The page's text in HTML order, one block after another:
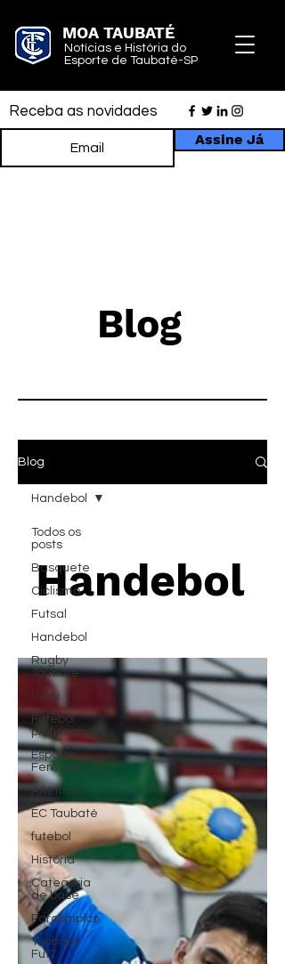
MOA TAUBATÉ
Notícias e História do
Esporte de Taubaté-SP
Receba as novidades
Assine Já
Blog
Blog
Todos os
posts
Basquete
Ciclismo
Futsal
Handebol
Rugby
Taubaté
Vôlei
Futebol
profissional
Esporte
Feminino
Atletismo
EC Taubaté
futebol
História
Categoria
de base
Paralímpico
Taubaté
Fut7
Handebol
Handebol